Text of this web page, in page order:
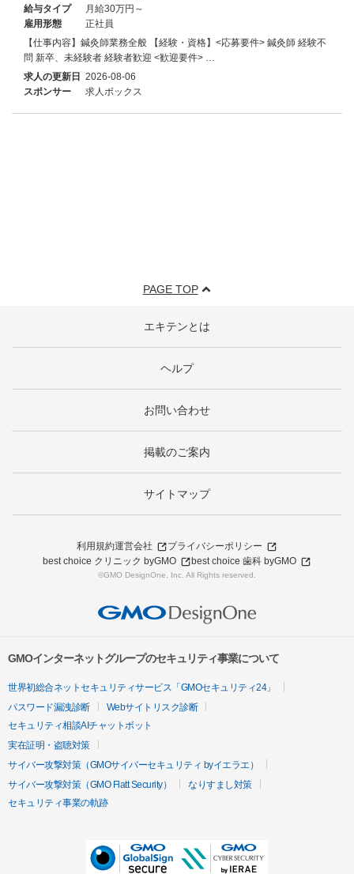
給与タイプ
月給30万円～
雇用形態
正社員
【仕事内容】鍼灸師業務全般 【経験・資格】<応募要件> 鍼灸師 経験不
問 新卒、未経験者 経験者歓迎 <歓迎要件> …
求人の更新日 2026-08-06
スポンサー
求人ボックス
PAGE TOP
エキテンとは
ヘルプ
お問い合わせ
掲載のご案内
サイトマップ
利用規約運営会社
プライバシーポリシー
best choice クリニック byGMO
best choice 歯科 byGMO
©GMO DesignOne, Inc. All Rights reserved.
GMOインターネットグループのセキュリティ事業について
世界初総合ネットセキュリティサービス「GMOセキュリティ24」
パスワード漏洩診断
Webサイトリスク診断
セキュリティ相談AIチャットボット
実在証明・盗聴対策
サイバー攻撃対策（GMOサイバーセキュリティ byイエラエ）
サイバー攻撃対策（GMO Flatt Security）
なりすまし対策
セキュリティ事業の軌跡